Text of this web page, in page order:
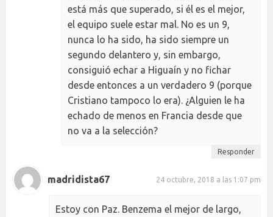
está más que superado, si él es el mejor,
el equipo suele estar mal. No es un 9,
nunca lo ha sido, ha sido siempre un
segundo delantero y, sin embargo,
consiguió echar a Higuaín y no fichar
desde entonces a un verdadero 9 (porque
Cristiano tampoco lo era). ¿Alguien le ha
echado de menos en Francia desde que
no va a la selección?
Responder
madridista67 24 octubre, 2018 a las 1:07 pm
Estoy con Paz. Benzema el mejor de largo,